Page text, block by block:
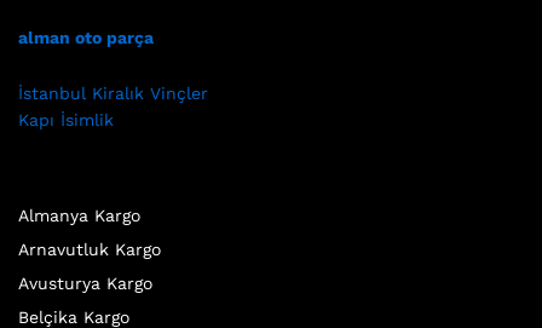
alman oto parça
İstanbul Kiralık Vinçler
Kapı İsimlik
Almanya Kargo
Arnavutluk Kargo
Avusturya Kargo
Belçika Kargo